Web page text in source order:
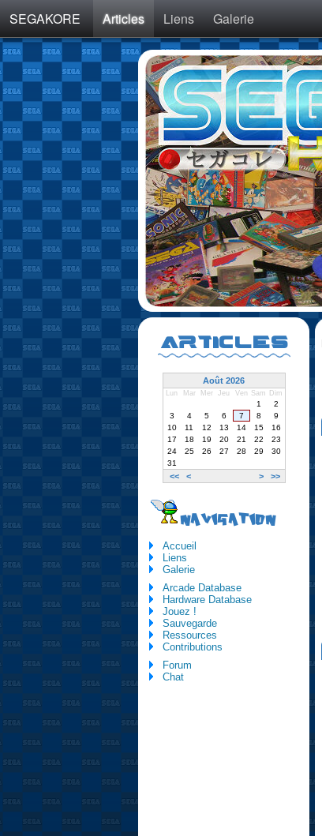
SEGAKORE Articles Liens Galerie
ARTICLES
Août 2026
Lun Mar Mer Jeu Ven Sam Dim
<< < > >>
1
2
3
4 5 6 7 8
9
10
11 12 13 14 15
16
17
18 19 20 21 22
23
24
25 26 27 28 29
30
31
NAVIGATION
Accueil
Liens
Galerie
Arcade Database
Hardware Database
Jouez !
Sauvegarde
Ressources
Contributions
Forum
Chat